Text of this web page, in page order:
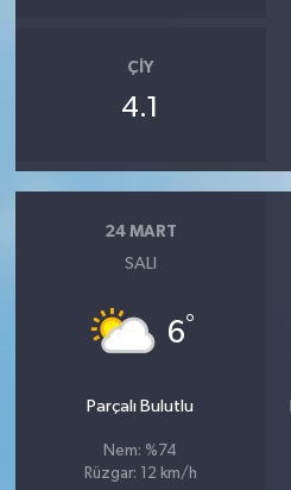
ÇIY
4.1
24 MART
SALI
6°
Parçalı Bulutlu
Nem: %74
Rüzgar: 12 km/h